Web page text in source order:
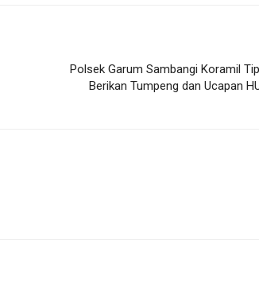
Polsek Garum Sambangi Koramil
Berikan Tumpeng dan Ucapan